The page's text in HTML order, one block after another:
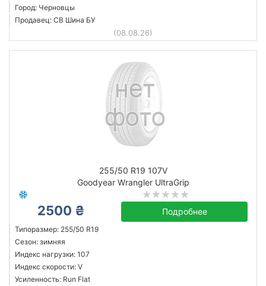
Город: Черновцы
Продавец: СВ Шина БУ
(08.08.26)
255/50 R19 107V
Goodyear Wrangler UltraGrip
2500 ₴ Подробнее
Типоразмер: 255/50 R19
Сезон: зимняя
Индекс нагрузки: 107
Индекс скорости: V
Усиленность: Run Flat